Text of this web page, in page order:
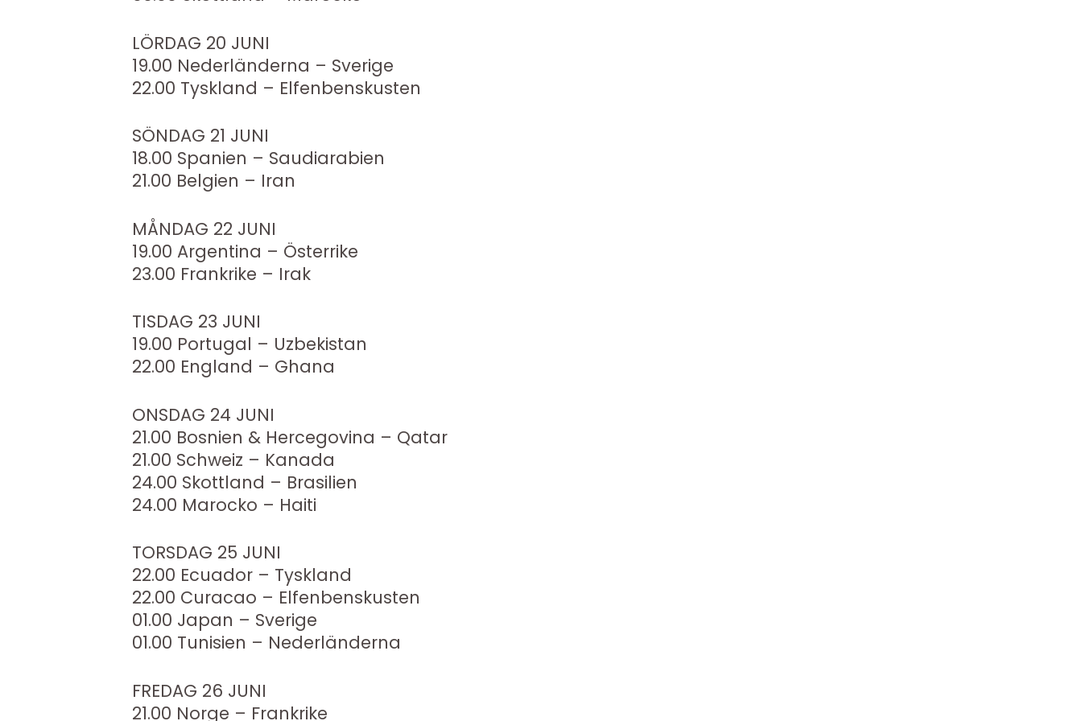
LÖRDAG 20 JUNI
19.00 Nederländerna – Sverige
22.00 Tyskland – Elfenbenskusten
SÖNDAG 21 JUNI
18.00 Spanien – Saudiarabien
21.00 Belgien – Iran
MÅNDAG 22 JUNI
19.00 Argentina – Österrike
23.00 Frankrike – Irak
TISDAG 23 JUNI
19.00 Portugal – Uzbekistan
22.00 England – Ghana
ONSDAG 24 JUNI
21.00 Bosnien & Hercegovina – Qatar
21.00 Schweiz – Kanada
24.00 Skottland – Brasilien
24.00 Marocko – Haiti
TORSDAG 25 JUNI
22.00 Ecuador – Tyskland
22.00 Curacao – Elfenbenskusten
01.00 Japan – Sverige
01.00 Tunisien – Nederländerna
FREDAG 26 JUNI
21.00 Norge – Frankrike